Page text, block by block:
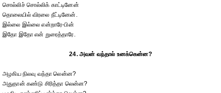
சொல்லிச் சொல்லிக் காட்டினேன்
தொலையில் விரலை நீட்டினேன்.
இல்லை இல்லை என்றாரே-பின்
இதோ இதோ என் றுரைத்தாரே.
24. அவன் வந்தால் உனக்கென்ன?
அழகிய நிலவு வந்தா லென்ன?
அதுதான் கண்டு சிரித்தா லென்ன?